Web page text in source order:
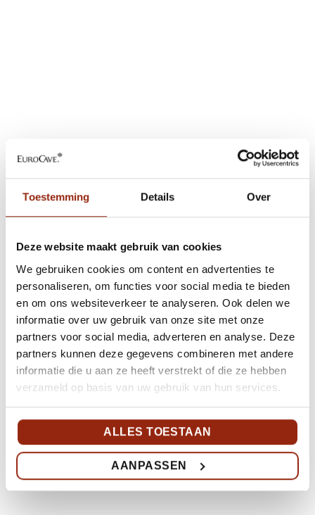
Toestemming Details Over
Deze website maakt gebruik van cookies
We gebruiken cookies om content en advertenties te
personaliseren, om functies voor social media te bieden
en om ons websiteverkeer te analyseren. Ook delen we
informatie over uw gebruik van onze site met onze
partners voor social media, adverteren en analyse. Deze
partners kunnen deze gegevens combineren met andere
informatie die u aan ze heeft verstrekt of die ze hebben
verzameld op basis van uw gebruik van hun services.
ALLES TOESTAAN
AANPASSEN